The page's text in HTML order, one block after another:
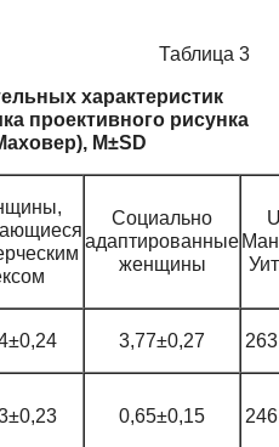
Таблица 3
характеристик
проективного рисунка
M±SD
Социально
адаптированные
женщины
3,77±0,27
0,65±0,15